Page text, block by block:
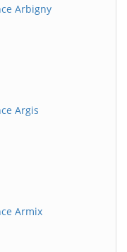
Arbigny
Argis
Armix